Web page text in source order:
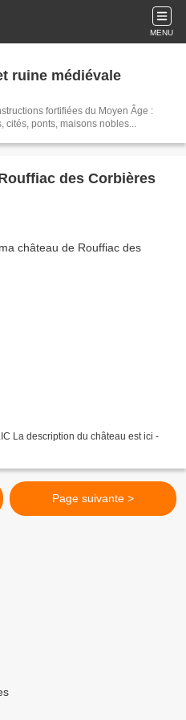
MENU
ruine médiévale
fortifiées du Moyen Âge :
cités, ponts, maisons nobles...
des Corbières
La description du château est ici -
Page suivante >